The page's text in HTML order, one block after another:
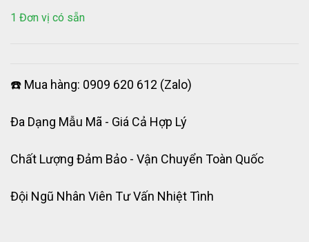
1 Đơn vị có sẵn
☎️ Mua hàng: 0909 620 612 (Zalo)
Đa Dạng Mẫu Mã - Giá Cả Hợp Lý
Chất Lượng Đảm Bảo - Vận Chuyển Toàn Quốc
Đội Ngũ Nhân Viên Tư Vấn Nhiệt Tình